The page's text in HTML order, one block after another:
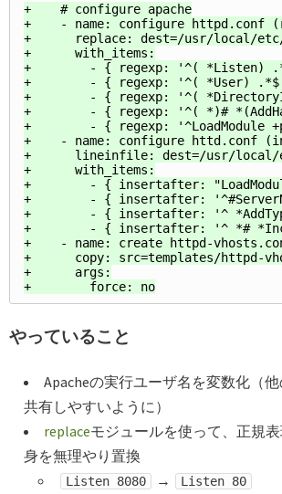
+    # configure apache
+    - name: configure httpd.conf
+      replace: dest=/usr/local/etc/
+      with_items:
+        - { regexp: '^(
+        - { regexp: '^( *User)
+        - { regexp: '^(
+        - { regexp: '^( *)#
+        - { regexp: '^LoadModule
+    - name: configure httd.conf
+      lineinfile: dest=/usr/local/
+      with_items:
+        - { insertafter:
+        - { insertafter:
+        - { insertafter: '^
+        - { insertafter: '^ *#
+    - name: create httpd-
+      copy: src=templates/httpd-
+      args:
やっていること
Apacheの実行ユーザ名を変数化（
共有しやすいように）
replaceモジュールを使って、正規
身を無理やり置換
Listen 8080 →
Listen 80